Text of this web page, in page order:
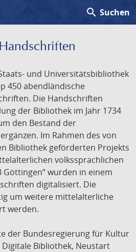
search Suchen
und Universitätsbibliothek
450 abendländische
Die Handschriften
der Bibliothek im Jahr 1734
den Bestand der
Im Rahmen des von
Bibliothek geförderten Projekts
volkssprachlichen
Göttingen“ wurden in einem
digitalisiert. Die
um weitere mittelalterliche
werden.
der Bundesregierung für Kultur
Bibliothek, Neustart